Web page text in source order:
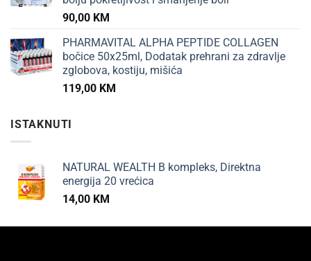
90,00 KM
PHARMAVITAL ALPHA PEPTIDE COLLAGEN
bočice 50x25ml, Dodatak prehrani za zdravlje
zglobova, kostiju, mišića
119,00 KM
ISTAKNUTI
NATURAL WEALTH B kompleks, Direktna
energija 20 vrećica
14,00 KM